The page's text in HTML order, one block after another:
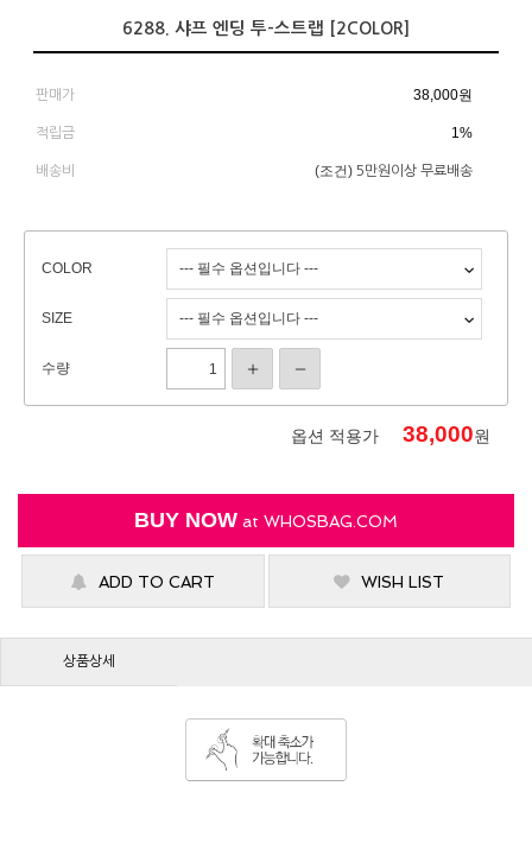
6288. 샤프 엔딩 투-스트랩 [2COLOR]
판매가 38,000원
적립금 1%
배송비 (조건) 5만원이상 무료배송
COLOR
SIZE
수량
옵션 적용가 38,000원
BUY NOW at WHOSBAG.COM
ADD TO CART WISH LIST
상품상세